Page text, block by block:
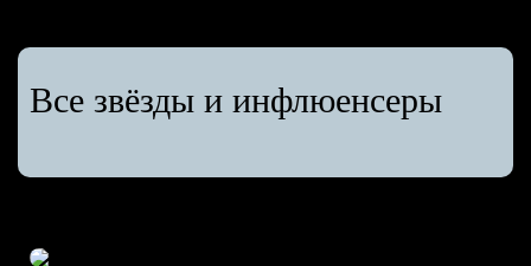
Все звёзды и инфлюенсеры